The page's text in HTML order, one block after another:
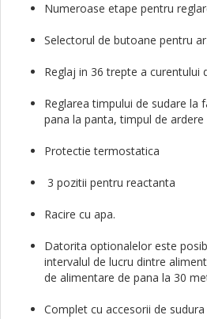
Numeroase etape pentru
Selectorul de butoane pentru
Reglaj in 36 trepte a curentului
Reglarea timpului de sudare la
pana la panta, timpul de ardere
Protectie termostatica
3 pozitii pentru reactanta
Racire cu apa.
Datorita optionalelor este
intervalul de lucru dintre
de alimentare de pana la 30
Complet cu accesorii de sudura